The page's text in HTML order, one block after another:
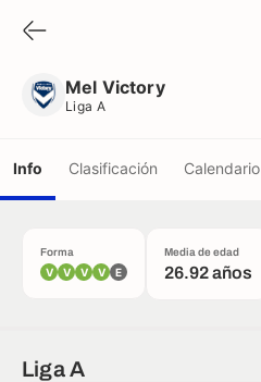
Mel Victory
Liga A
Info Clasificación Calendario
Forma
V V V V E
Media de edad
26.92 años
Liga A